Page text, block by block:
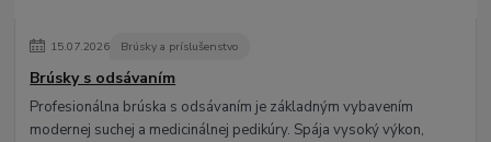
15.07.2026 Brúsky a príslušenstvo
Brúsky s odsávaním
Profesionálna brúska s odsávaním je základným vybavením
modernej suchej a medicinálnej pedikúry. Spája vysoký výkon,